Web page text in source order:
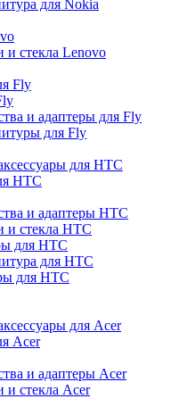
для Nokia
стекла Lenovo
Fly
и адаптеры для Fly
для Fly
для HTC
HTC
и адаптеры HTC
и стекла HTC
для HTC
для HTC
для HTC
для Acer
Acer
и адаптеры Acer
стекла Acer